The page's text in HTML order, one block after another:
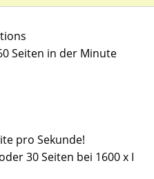
Seiten in der Minute
pro Sekunde!
30 Seiten bei 1600 x I